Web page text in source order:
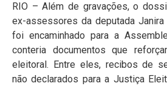
RIO – Além de gravações, o
ex-assessores da deputada Janira
foi encaminhado para a
conteria documentos que
eleitoral. Entre eles, recibos de
não declarados para a Justiça